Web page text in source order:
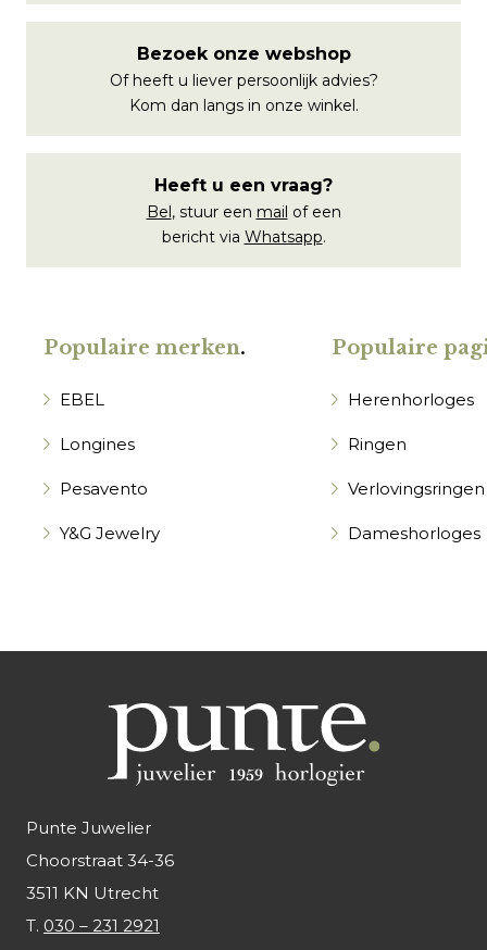
Bezoek onze webshop
Of heeft u liever persoonlijk advies?
Kom dan langs in onze winkel.
Heeft u een vraag?
Bel, stuur een mail of een
bericht via Whatsapp.
Populaire merken.
EBEL
Longines
Pesavento
Y&G Jewelry
Populaire
Herenhorloges
Ringen
Verlovingsringen
Dameshorloges
Punte Juwelier
Choorstraat 34-36
3511 KN Utrecht
T. 030 – 231 2921